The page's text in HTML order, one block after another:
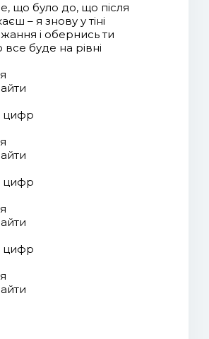
що було до, що після
– я знову у тіні
і обернись ти
буде на рівні
цифр
цифр
цифр